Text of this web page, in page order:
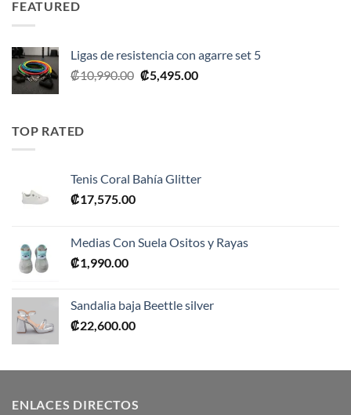
FEATURED
Ligas de resistencia con agarre set 5
₡10,990.00 El
₡5,495.00El
TOP RATED
Tenis Coral Bahía Glitter
₡17,575.00
Medias Con Suela Ositos y Rayas
₡1,990.00
Sandalia baja Beettle silver
₡22,600.00
ENLACES DIRECTOS